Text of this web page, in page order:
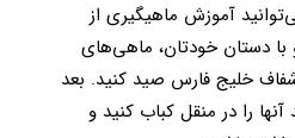
آموزش ماهیگیری از
و با دستان خودتان، ماهی‌های
خلیج فارس صید کنید. بعد
را در منقل کباب کنید و